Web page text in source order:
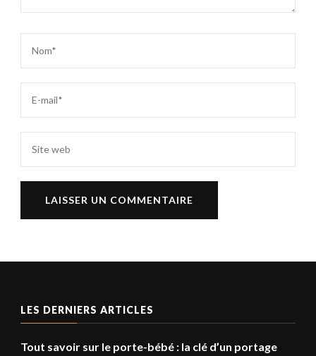
LES DERNIERS ARTICLES
Tout savoir sur le porte-bébé : la clé d’un portage